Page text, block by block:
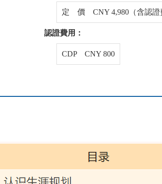
定 價 CNY 4,980（含認證
認證費用：
CDP CNY 800